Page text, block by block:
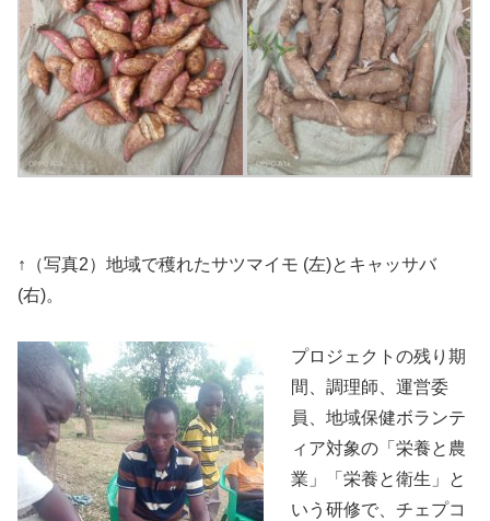
↑（写真2）地域で穫れたサツマイモ (左)とキャッサバ
(右)。
プロジェクトの残り期
間、調理師、運営委
員、地域保健ボランテ
ィア対象の「栄養と農
業」「栄養と衛生」と
いう研修で、チェプコ